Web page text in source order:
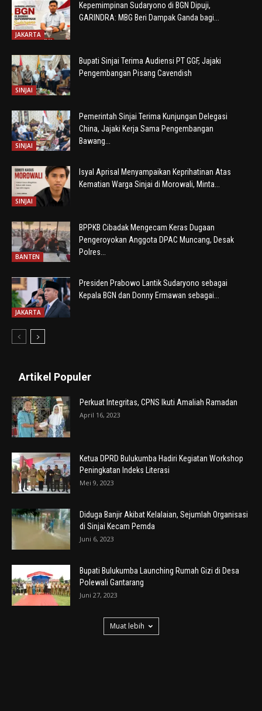
JAKARTA
Kepemimpinan Sudaryono di BGN Dipuji,
GARINDRA: MBG Beri Dampak Ganda bagi...
SINJAI
Bupati Sinjai Terima Audiensi PT GGF, Jajaki
Pengembangan Pisang Cavendish
SINJAI
Pemerintah Sinjai Terima Kunjungan Delegasi
China, Jajaki Kerja Sama Pengembangan
Bawang...
SINJAI
Isyal Aprisal Menyampaikan Keprihatinan Atas
Kematian Warga Sinjai di Morowali, Minta...
BANTEN
BPPKB Cibadak Mengecam Keras Dugaan
Pengeroyokan Anggota DPAC Muncang, Desak
Polres...
JAKARTA
Presiden Prabowo Lantik Sudaryono sebagai
Kepala BGN dan Donny Ermawan sebagai...
Artikel Populer
Perkuat Integritas, CPNS Ikuti Amaliah Ramadan
April 16, 2023
Ketua DPRD Bulukumba Hadiri Kegiatan Workshop
Peningkatan Indeks Literasi
Mei 9, 2023
Diduga Banjir Akibat Kelalaian, Sejumlah Organisasi
di Sinjai Kecam Pemda
Juni 6, 2023
Bupati Bulukumba Launching Rumah Gizi di Desa
Polewali Gantarang
Juni 27, 2023
Muat lebih